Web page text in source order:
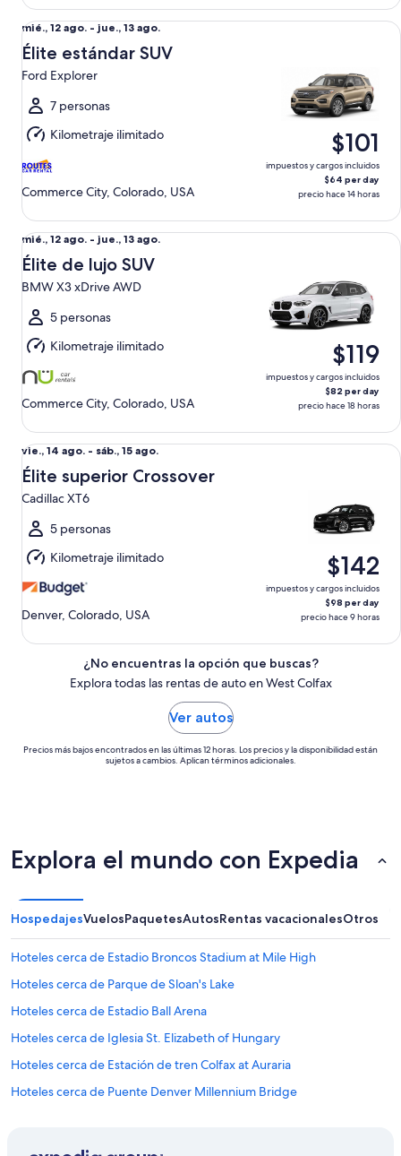
Del
mié.,
12
ago.
al
jue.,
13
ago.
mié., 12 ago. - jue., 13 ago.
Élite estándar SUV
Ford Explorer
7 personas
Kilometraje ilimitado
Commerce City, Colorado, USA
$101
impuestos y cargos incluidos
$64 per day
precio hace 14 horas
Élite estándar SUV Ford Explorer
Del
mié.,
12
ago.
al
jue.,
13
ago.
mié., 12 ago. - jue., 13 ago.
Élite de lujo SUV
BMW X3 xDrive AWD
5 personas
Kilometraje ilimitado
Commerce City, Colorado, USA
$119
impuestos y cargos incluidos
$82 per day
precio hace 18 horas
Élite de lujo SUV BMW X3 xDrive AWD
Del
vie.,
14
ago.
al
sáb.,
15
ago.
vie., 14 ago. - sáb., 15 ago.
Élite superior Crossover
Cadillac XT6
5 personas
Kilometraje ilimitado
Denver, Colorado, USA
$142
impuestos y cargos incluidos
$98 per day
precio hace 9 horas
Élite superior Crossover Cadillac XT6
¿No encuentras la opción que buscas?
Explora todas las rentas de auto en West Colfax
Ver autos
Precios más bajos encontrados en las últimas 12 horas. Los precios y la disponibilidad están
sujetos a cambios. Aplican términos adicionales.
Explora el mundo con Expedia
HospedajesVuelosPaquetesAutosRentas vacacionalesOtros
Hoteles cerca de Estadio Broncos Stadium at Mile High
Hoteles cerca de Parque de Sloan's Lake
Hoteles cerca de Estadio Ball Arena
Hoteles cerca de Iglesia St. Elizabeth of Hungary
Hoteles cerca de Estación de tren Colfax at Auraria
Hoteles cerca de Puente Denver Millennium Bridge